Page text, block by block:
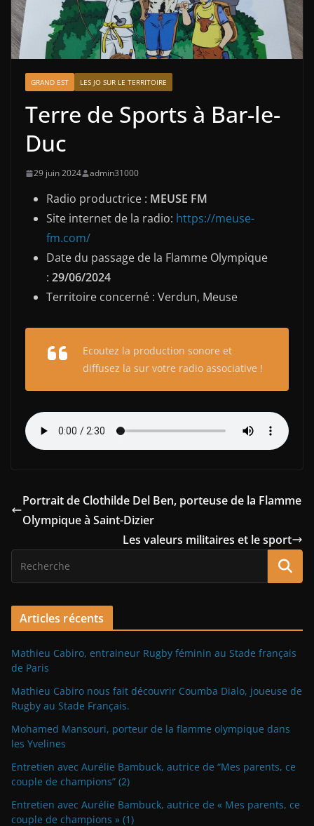
GRAND EST LES JO SUR LE TERRITOIRE
Terre de Sports à Bar-le-
Duc
29 juin 2024 admin31000
Radio productrice : MEUSE FM
Site internet de la radio: https://meuse-
fm.com/
Date du passage de la Flamme Olympique
: 29/06/2024
Territoire concerné : Verdun, Meuse
Ecoutez la production sonore et
diffusez la sur votre radio associative !
Portrait de Clothilde Del Ben, porteuse de la Flamme
Olympique à Saint-Dizier
Les valeurs militaires et le sport
Articles récents
Mathieu Cabiro, entraineur Rugby féminin au Stade français
de Paris
Mathieu Cabiro nous fait découvrir Coumba Dialo, joueuse de
Rugby au Stade Français.
Mohamed Mansouri, porteur de la flamme olympique dans
les Yvelines
Entretien avec Aurélie Bambuck, autrice de “Mes parents, ce
couple de champions” (2)
Entretien avec Aurélie Bambuck, autrice de « Mes parents, ce
couple de champions » (1)